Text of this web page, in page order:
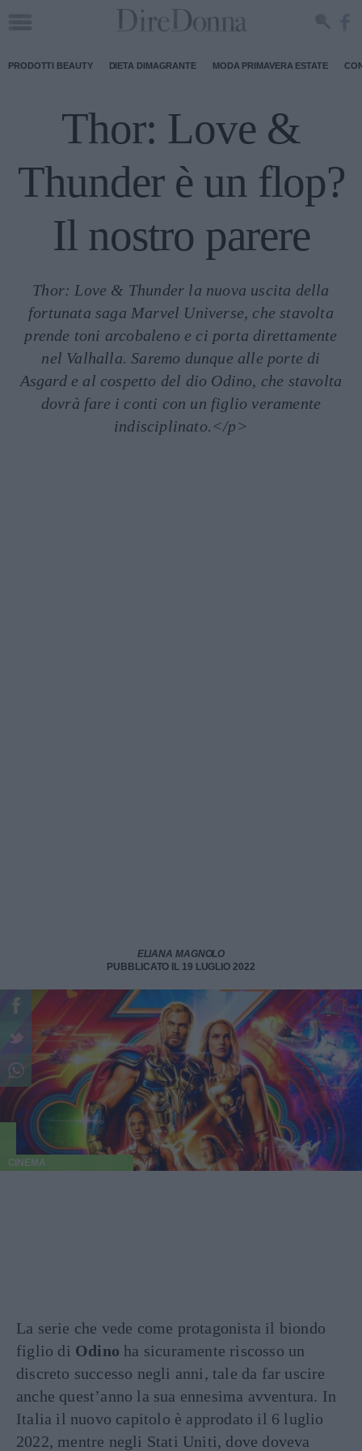
PRODOTTI BEAUTY DIETA DIMAGRANTE MODA PRIMAVERA ESTATE
Thor: Love &
Thunder è un flop?
Il nostro parere
Thor: Love & Thunder la nuova uscita della
fortunata saga Marvel Universe, che stavolta
prende toni arcobaleno e ci porta direttamente
nel Valhalla. Saremo dunque alle porte di
Asgard e al cospetto del dio Odino, che stavolta
dovrà fare i conti con un figlio veramente
indisciplinato.</p>
ELIANA MAGNOLO
PUBBLICATO IL 19 LUGLIO 2022
CINEMA
La serie che vede come protagonista il biondo
figlio di Odino ha sicuramente riscosso un
discreto successo negli anni, tale da far uscire
anche quest’anno la sua ennesima avventura. In
Italia il nuovo capitolo è approdato il 6 luglio
2022, mentre negli Stati Uniti, dove doveva